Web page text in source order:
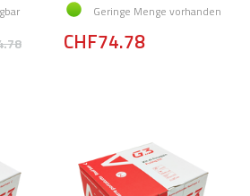
Geringe Menge vorhanden
CHF74.78